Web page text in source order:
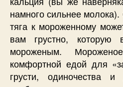
намного сильнее
тяга к мороженному
вам грустно, которую
мороженым.
комфортной едой для
грусти, одиночества